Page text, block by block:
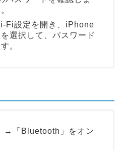
Fi設定を開き、iPhone
選択して、パスワード
。
→「Bluetooth」をオン